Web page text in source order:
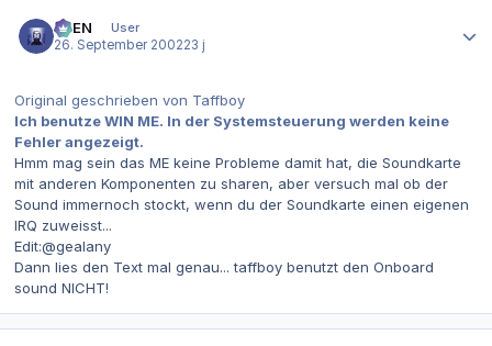
AVEN
User
26. September 200223 j
Original geschrieben von Taffboy
Ich benutze WIN ME. In der Systemsteuerung werden keine
Fehler angezeigt.
Hmm mag sein das ME keine Probleme damit hat, die Soundkarte
mit anderen Komponenten zu sharen, aber versuch mal ob der
Sound immernoch stockt, wenn du der Soundkarte einen eigenen
IRQ zuweisst...
Edit:@gealany
Dann lies den Text mal genau... taffboy benutzt den Onboard
sound NICHT!